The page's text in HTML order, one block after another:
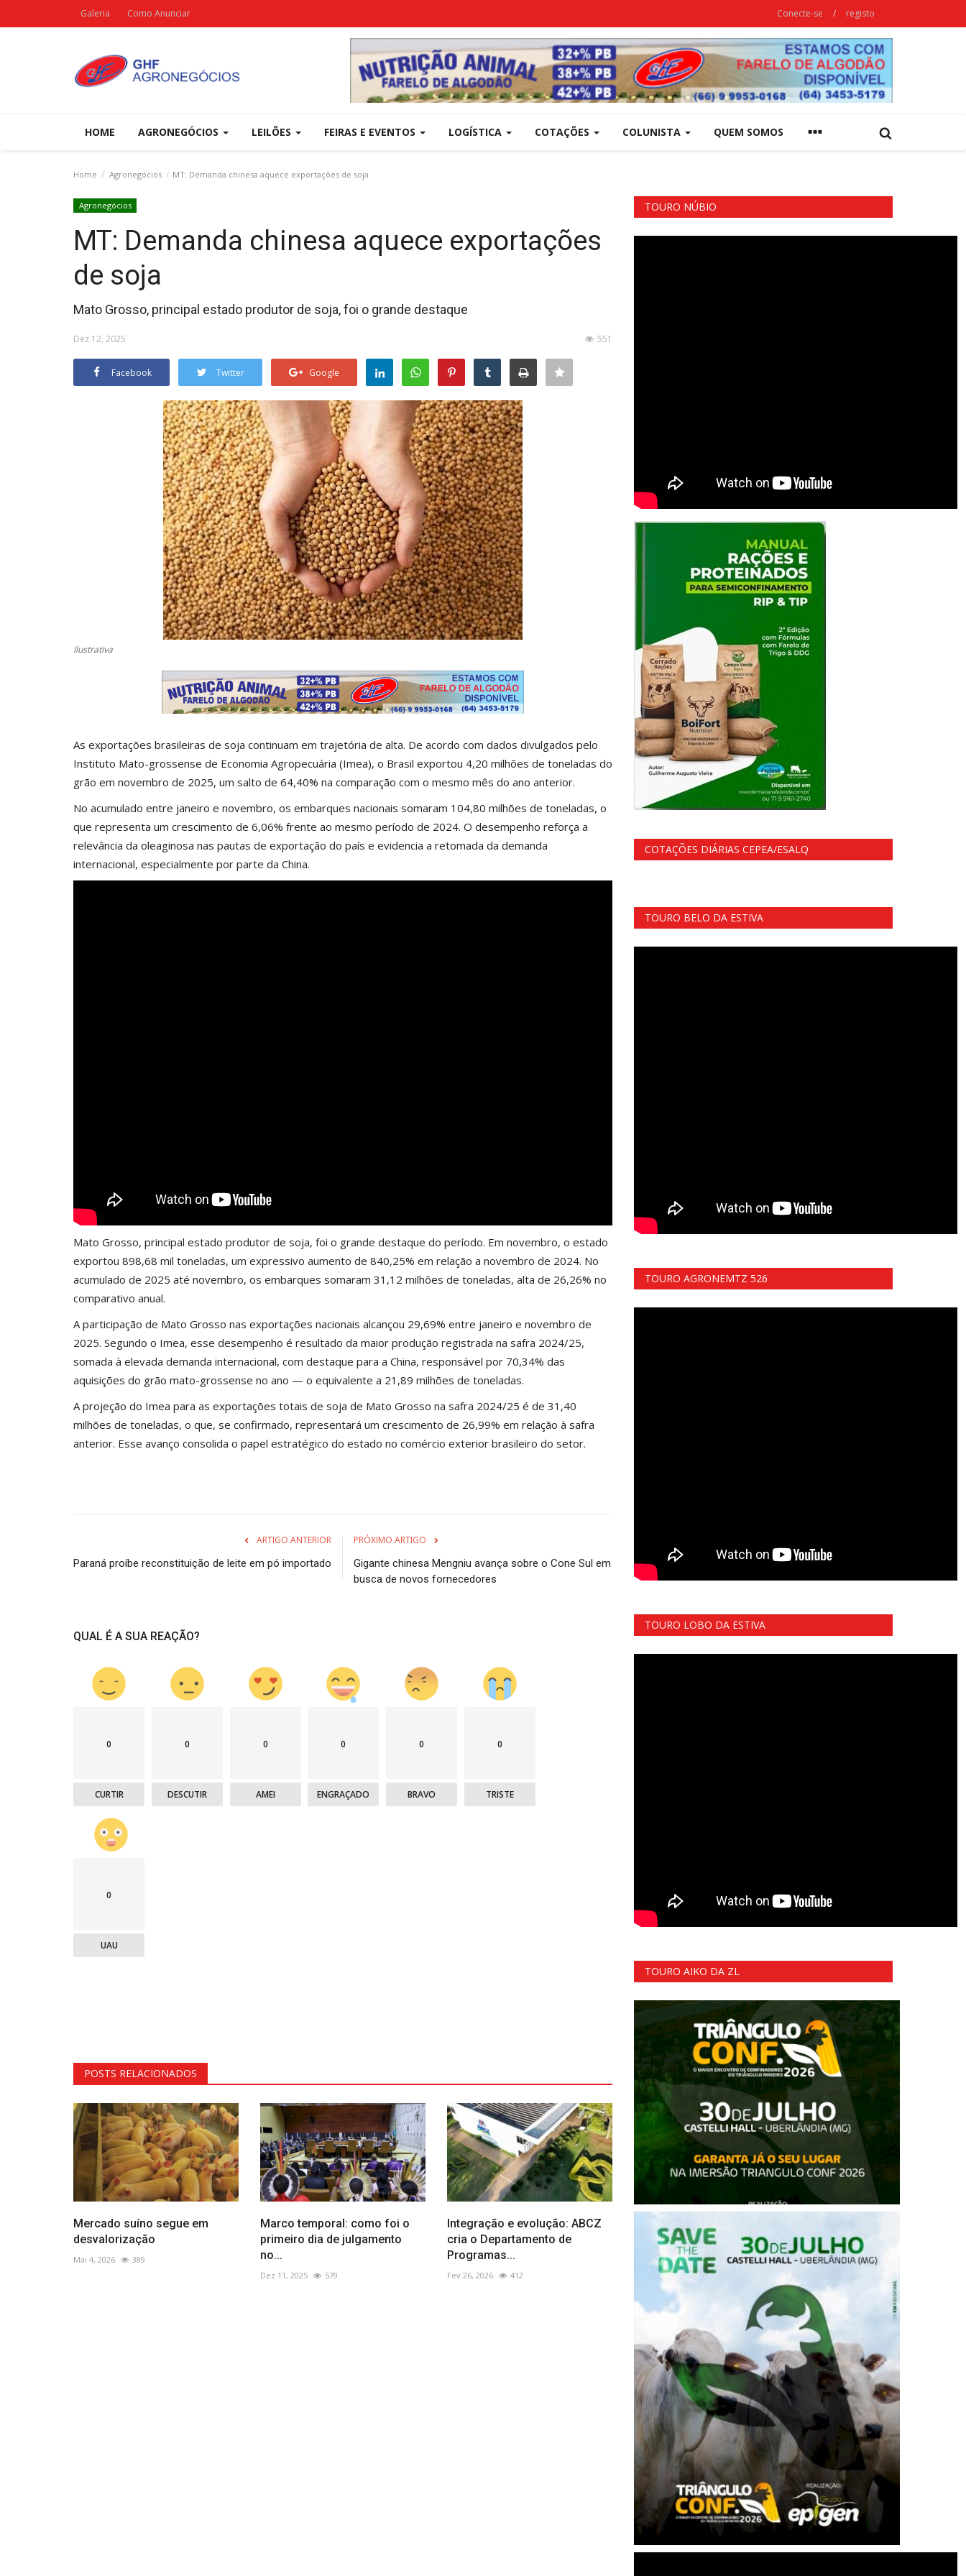
Galeria Como Anunciar Conecte-se / registo
HOME AGRONEGÓCIOS LEILÕES FEIRAS E EVENTOS LOGÍSTICA COTAÇÕES COLUNISTA QUEM SOMOS
Home Agronegócios MT: Demanda chinesa aquece exportações de soja
Agronegócios
MT: Demanda chinesa aquece exportações
de soja
Mato Grosso, principal estado produtor de soja, foi o grande destaque
Dez 12, 2025 551
Facebook Twitter Google
Ilustrativa
As exportações brasileiras de soja continuam em trajetória de alta. De acordo com dados divulgados pelo
Instituto Mato-grossense de Economia Agropecuária (Imea), o Brasil exportou 4,20 milhões de toneladas do
grão em novembro de 2025, um salto de 64,40% na comparação com o mesmo mês do ano anterior.
No acumulado entre janeiro e novembro, os embarques nacionais somaram 104,80 milhões de toneladas, o
que representa um crescimento de 6,06% frente ao mesmo período de 2024. O desempenho reforça a
relevância da oleaginosa nas pautas de exportação do país e evidencia a retomada da demanda
internacional, especialmente por parte da China.
Mato Grosso, principal estado produtor de soja, foi o grande destaque do período. Em novembro, o estado
exportou 898,68 mil toneladas, um expressivo aumento de 840,25% em relação a novembro de 2024. No
acumulado de 2025 até novembro, os embarques somaram 31,12 milhões de toneladas, alta de 26,26% no
comparativo anual.
A participação de Mato Grosso nas exportações nacionais alcançou 29,69% entre janeiro e novembro de
2025. Segundo o Imea, esse desempenho é resultado da maior produção registrada na safra 2024/25,
somada à elevada demanda internacional, com destaque para a China, responsável por 70,34% das
aquisições do grão mato-grossense no ano — o equivalente a 21,89 milhões de toneladas.
A projeção do Imea para as exportações totais de soja de Mato Grosso na safra 2024/25 é de 31,40
milhões de toneladas, o que, se confirmado, representará um crescimento de 26,99% em relação à safra
anterior. Esse avanço consolida o papel estratégico do estado no comércio exterior brasileiro do setor.
ARTIGO ANTERIOR
Paraná proíbe reconstituição de leite em pó importado
PRÓXIMO ARTIGO
Gigante chinesa Mengniu avança sobre o Cone Sul em
busca de novos fornecedores
QUAL É A SUA REAÇÃO?
0
CURTIR
0
DESCUTIR
0
AMEI
0
ENGRAÇADO
0
BRAVO
0
TRISTE
0
UAU
POSTS RELACIONADOS
Mercado suíno segue em
desvalorização
Mai 4, 2026 389
Marco temporal: como foi o
primeiro dia de julgamento
no...
Dez 11, 2025 579
Integração e evolução: ABCZ
cria o Departamento de
Programas...
Fev 26, 2026 412
TOURO NÚBIO
COTAÇÕES DIÁRIAS CEPEA/ESALQ
TOURO BELO DA ESTIVA
TOURO AGRONEMTZ 526
TOURO LOBO DA ESTIVA
TOURO AIKO DA ZL